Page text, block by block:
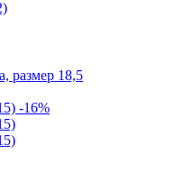
размер 18,5
-16%